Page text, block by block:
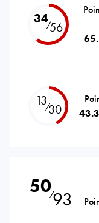
34⁄56
13⁄30
50⁄93